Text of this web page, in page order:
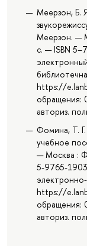
Меерзон, Б.
Меерзон. —
с. — ISBN
https://
обращения:
авториз.
Фомина, Т.
учебное
— Москва :
5-9765-
https://
обращения:
авториз.